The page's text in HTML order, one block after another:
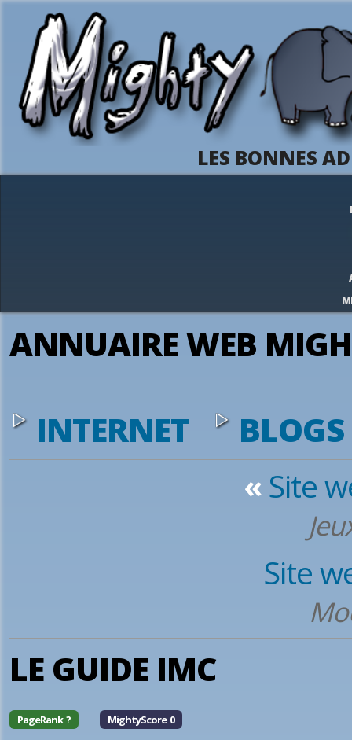
LES BONNES
ANNUAIRE WEB
INTERNET
BLOGS
«Site
Site
LE GUIDE IMC
PageRank ? MightyScore 0